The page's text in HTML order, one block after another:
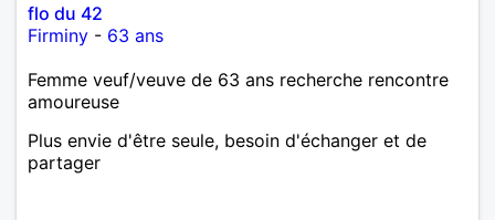
flo du 42
Firminy - 63 ans
Femme veuf/veuve de 63 ans recherche rencontre
amoureuse
Plus envie d'être seule, besoin d'échanger et de
partager